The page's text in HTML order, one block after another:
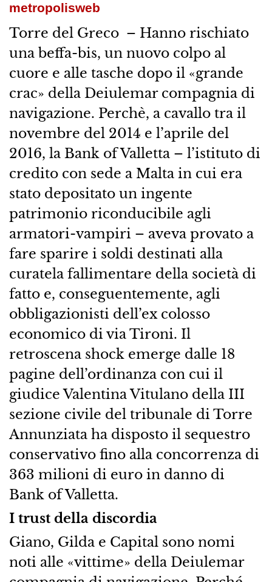
metropolisweb
Torre del Greco – Hanno rischiato
una beffa-bis, un nuovo colpo al
cuore e alle tasche dopo il «grande
crac» della Deiulemar compagnia di
navigazione. Perchè, a cavallo tra il
novembre del 2014 e l’aprile del
2016, la Bank of Valletta – l’istituto di
credito con sede a Malta in cui era
stato depositato un ingente
patrimonio riconducibile agli
armatori-vampiri – aveva provato a
fare sparire i soldi destinati alla
curatela fallimentare della società di
fatto e, conseguentemente, agli
obbligazionisti dell’ex colosso
economico di via Tironi. Il
retroscena shock emerge dalle 18
pagine dell’ordinanza con cui il
giudice Valentina Vitulano della III
sezione civile del tribunale di Torre
Annunziata ha disposto il sequestro
conservativo fino alla concorrenza di
363 milioni di euro in danno di
Bank of Valletta.
I trust della discordia
Giano, Gilda e Capital sono nomi
noti alle «vittime» della Deiulemar